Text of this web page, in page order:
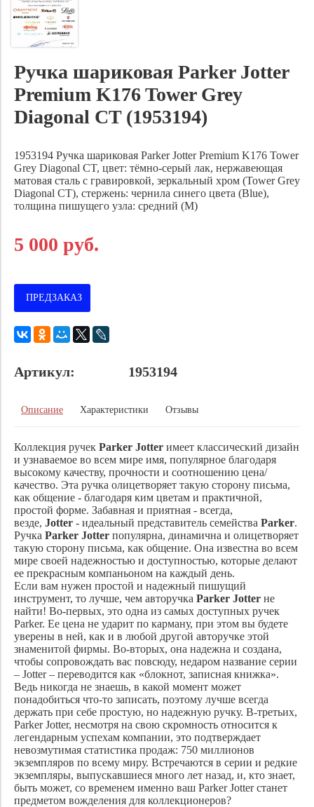
Ручка шариковая Parker Jotter
Premium K176 Tower Grey
Diagonal CT (1953194)
1953194 Ручка шариковая Parker Jotter Premium K176 Tower
Grey Diagonal CT, цвет: тёмно-серый лак, нержавеющая
матовая сталь с гравировкой, зеркальный хром (Tower Grey
Diagonal CT), стержень: чернила синего цвета (Blue),
толщина пишущего узла: средний (M)
5 000 руб.
ПРЕДЗАКАЗ
Артикул: 1953194
Описание Характеристики Отзывы
Коллекция ручек Parker Jotter имеет классический дизайн
и узнаваемое во всем мире имя, популярное благодаря
высокому качеству, прочности и соотношению цена/
качество. Эта ручка олицетворяет такую сторону письма,
как общение - благодаря ким цветам и практичной,
простой форме. Забавная и приятная - всегда,
везде, Jotter - идеальный представитель семейства Parker.
Ручка Parker Jotter популярна, динамична и олицетворяет
такую сторону письма, как общение. Она известна во всем
мире своей надежностью и доступностью, которые делают
ее прекрасным компаньоном на каждый день.
Если вам нужен простой и надежный пишущий
инструмент, то лучше, чем авторучка Parker Jotter не
найти! Во-первых, это одна из самых доступных ручек
Parker. Ее цена не ударит по карману, при этом вы будете
уверены в ней, как и в любой другой авторучке этой
знаменитой фирмы. Во-вторых, она надежна и создана,
чтобы сопровождать вас повсюду, недаром название серии
– Jotter – переводится как «блокнот, записная книжка».
Ведь никогда не знаешь, в какой момент может
понадобиться что-то записать, поэтому лучше всегда
держать при себе простую, но надежную ручку. В-третьих,
Parker Jotter, несмотря на свою скромность относится к
легендарным успехам компании, это подтверждает
невозмутимая статистика продаж: 750 миллионов
экземпляров по всему миру. Встречаются в серии и редкие
экземпляры, выпускавшиеся много лет назад, и, кто знает,
быть может, со временем именно ваш Parker Jotter станет
предметом вожделения для коллекционеров?